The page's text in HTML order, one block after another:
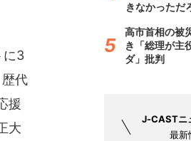
に3
代
援
大
きなかっただ
高市首相の被
き「総理が主
ダ」批判
J-CASTニ
最新